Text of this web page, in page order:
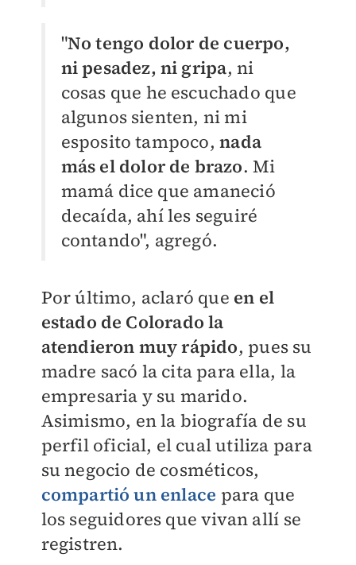
"No tengo dolor de cuerpo,
ni pesadez, ni gripa, ni
cosas que he escuchado que
algunos sienten, ni mi
esposito tampoco,nada
más el dolor de brazo. Mi
mamá dice que amaneció
decaída, ahí les seguiré
contando", agregó.
Por último, aclaró que en el
estado de Colorado la
atendieron muy rápido, pues su
madre sacó la cita para ella, la
empresaria y su marido.
Asimismo, en la biografía de su
perfil oficial, el cual utiliza para
su negocio de cosméticos,
compartió un enlace para que
los seguidores que vivan allí se
registren.